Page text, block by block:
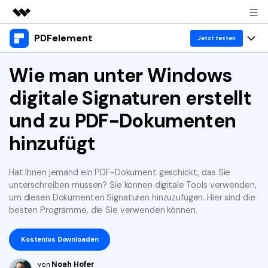
Top-Produkte
Dienstprogramme
Business
Überblick
Lösungen
Über uns
Presseraum
Support
PDFelement Jetzt testen
Produkte
Desktop
PDFelement für Windows
PDFelement für Mac
Mobile App
PDFelement für iPhone/iPad
PDFelement für Android
Cloud
Lösungen
Benutzer im Bildungswesen
PDF lesen
PDF kommentieren
PDF erstellen
PDF drucken
Ressourcen
Heiße Themen
Top PDF-Software
How-Tos
KMU von 1-10p
Jetzt kaufen Anmelden
Wie man unter Windows
digitale Signaturen erstellt
und zu PDF-Dokumenten
hinzufügt
Hat Ihnen jemand ein PDF-Dokument geschickt, das Sie
unterschreiben müssen? Sie können digitale Tools verwenden,
um diesen Dokumenten Signaturen hinzuzufügen. Hier sind die
besten Programme, die Sie verwenden können.
Kostenlos Downloaden
von Noah Hofer